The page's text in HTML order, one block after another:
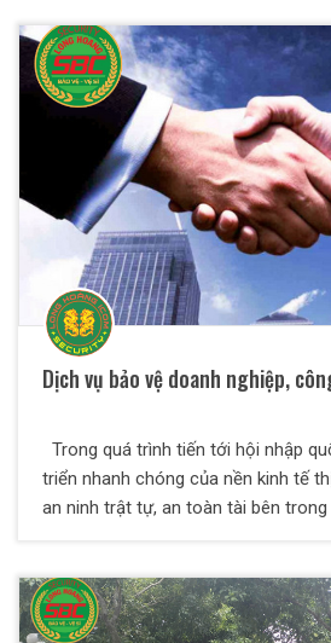
Dịch vụ bảo vệ doanh nghiệp,
Trong quá trình tiến tới hội nhập
triển nhanh chóng của nền kinh tế
an ninh trật tự, an toàn tài bên
những nhu cầu tất yếu trên và đảm
doanh nghiệp.